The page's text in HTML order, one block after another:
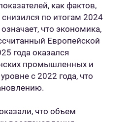
как фактов,
по итогам 2024
что экономика,
Европейской
года оказался
промышленных и
с 2022 года, что
что объем